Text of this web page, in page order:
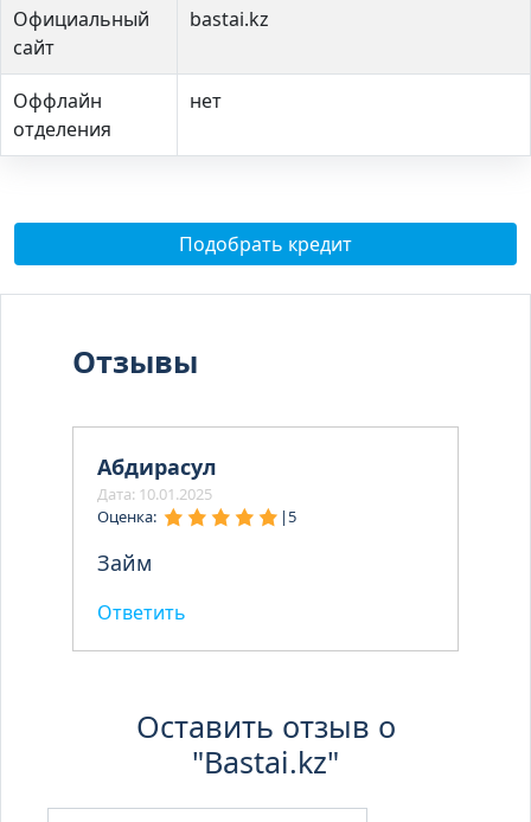
Официальный
сайт
bastai.kz
Оффлайн
отделения
нет
Подобрать кредит
Отзывы
Абдирасул
Дата: 10.01.2025
Оценка:
| 5
Займ
Ответить
Оставить отзыв о
"Bastai.kz"